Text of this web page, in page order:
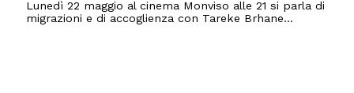
Lunedì 22 maggio al cinema Monviso alle 21 si parla di
migrazioni e di accoglienza con Tareke Brhane...